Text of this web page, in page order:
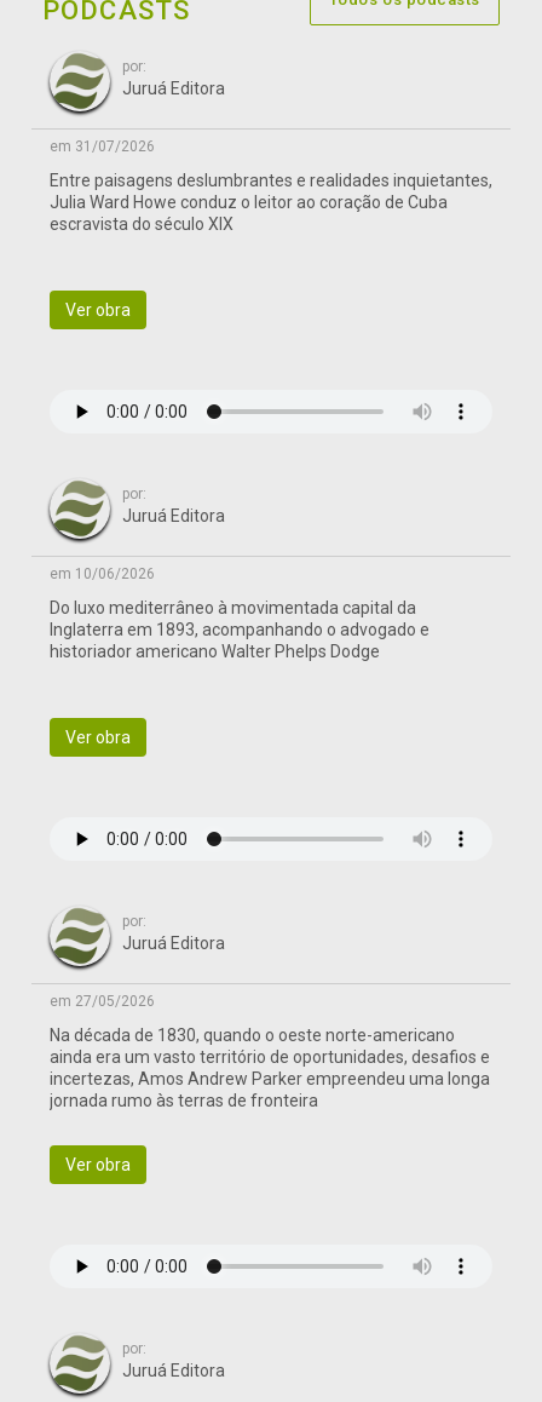
PODCASTS
por:
Juruá Editora
em 31/07/2026
Entre paisagens deslumbrantes e realidades inquietantes,
Julia Ward Howe conduz o leitor ao coração de Cuba
escravista do século XIX
Ver obra
por:
Juruá Editora
em 10/06/2026
Do luxo mediterrâneo à movimentada capital da
Inglaterra em 1893, acompanhando o advogado e
historiador americano Walter Phelps Dodge
Ver obra
por:
Juruá Editora
em 27/05/2026
Na década de 1830, quando o oeste norte-americano
ainda era um vasto território de oportunidades, desafios e
incertezas, Amos Andrew Parker empreendeu uma longa
jornada rumo às terras de fronteira
Ver obra
por:
Juruá Editora